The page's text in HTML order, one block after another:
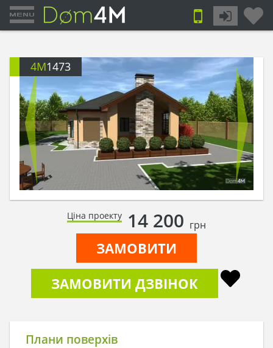
4M1473
Ціна проекту 14 200 грн
ЗАМОВИТИ
ЗАМОВИТИ ДЗВІНОК
Плани поверхів